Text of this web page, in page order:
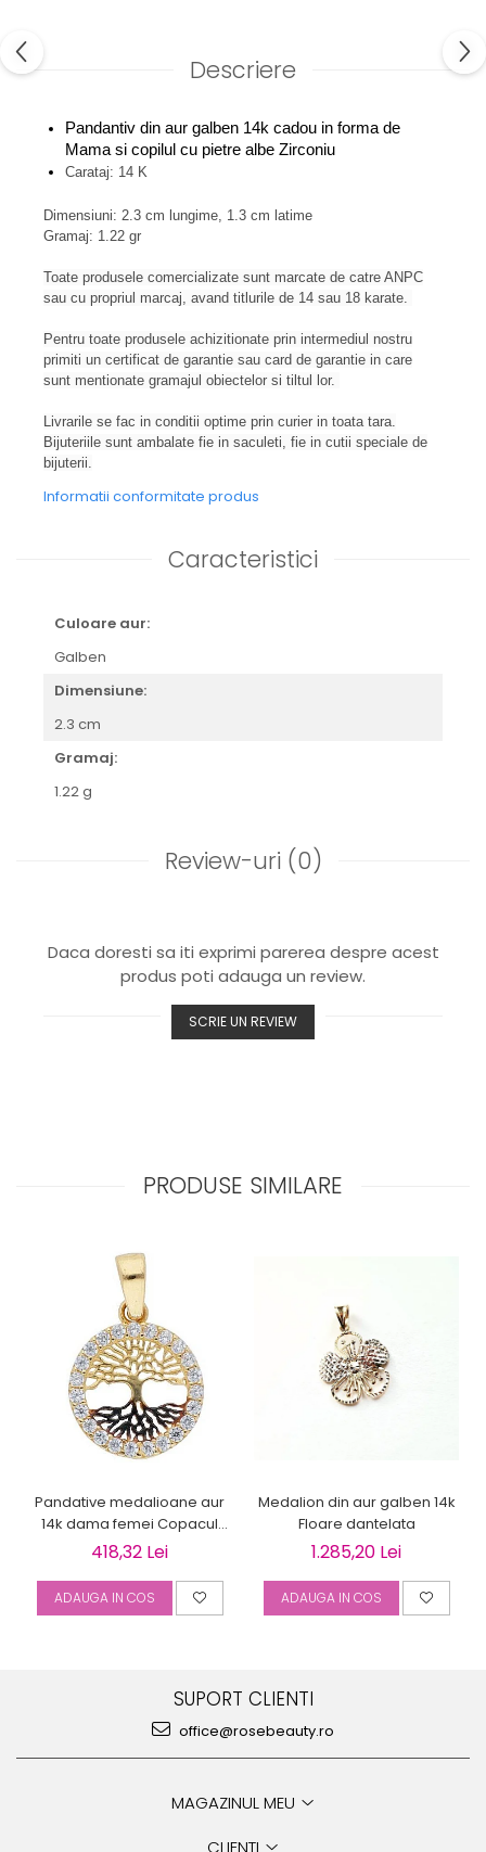
Descriere
Pandantiv din aur galben 14k cadou in forma de
Mama si copilul cu pietre albe Zirconiu
Carataj: 14 K
Dimensiuni: 2.3 cm lungime, 1.3 cm latime
Gramaj: 1.22 gr
Toate produsele comercializate sunt marcate de catre ANPC
sau cu propriul marcaj, avand titlurile de 14 sau 18 karate.
Pentru toate produsele achizitionate prin intermediul nostru
primiti un certificat de garantie sau card de garantie in care
sunt mentionate gramajul obiectelor si tiltul lor.
Livrarile se fac in conditii optime prin curier in toata tara.
Bijuteriile sunt ambalate fie in saculeti, fie in cutii speciale de
bijuterii.
Informatii conformitate produs
Caracteristici
Culoare aur:
Galben
Dimensiune:
2.3 cm
Gramaj:
1.22 g
Review-uri (0)
Daca doresti sa iti exprimi parerea despre acest
produs poti adauga un review.
SCRIE UN REVIEW
PRODUSE SIMILARE
Pandative medalioane aur
14k dama femei Copacul
Vietii
418,32 Lei
ADAUGA IN COS
Medalion din aur galben 14k
Floare dantelata
1.285,20 Lei
ADAUGA IN COS
SUPORT CLIENTI
office@rosebeauty.ro
MAGAZINUL MEU
CLIENTI